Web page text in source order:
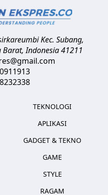
Kec. Subang,
Barat,Indonesia41211
TEKNOLOGI
APLIKASI
GADGET & TEKNO
GAME
STYLE
RAGAM